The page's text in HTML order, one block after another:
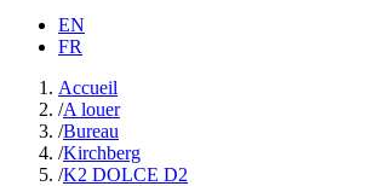
EN
FR
Accueil
/A louer
/Bureau
/Kirchberg
/K2 DOLCE D2